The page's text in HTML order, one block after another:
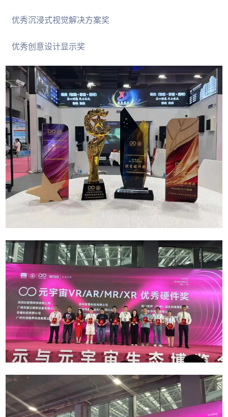
优秀沉浸式视觉解决方案奖
优秀创意设计显示奖